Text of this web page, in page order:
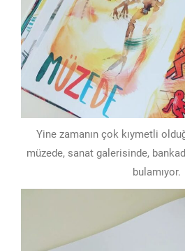
Yine zamanın çok kıymetli
müzede, sanat galerisinde,
bulamıyor.